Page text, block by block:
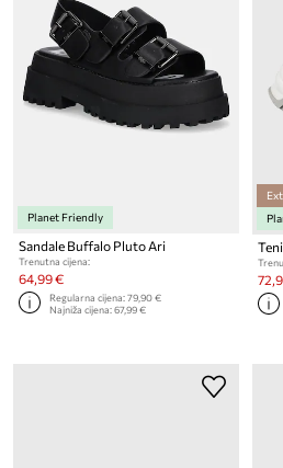
Planet Friendly
Sandale Buffalo Pluto Ari
Trenutna cijena:
64,99 €
Regularna cijena:79,90 €
Najniža cijena:67,99 €